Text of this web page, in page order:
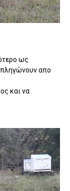
ως
πληγώνουν απο
και να